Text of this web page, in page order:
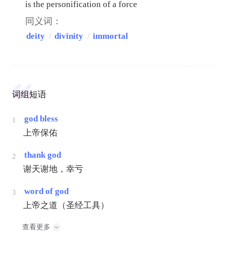
is the personification of a force
同义词：
deity / divinity / immortal
词组短语
1
god bless
上帝保佑
2
thank god
谢天谢地，幸亏
3
word of god
上帝之道（圣经工具）
查看更多